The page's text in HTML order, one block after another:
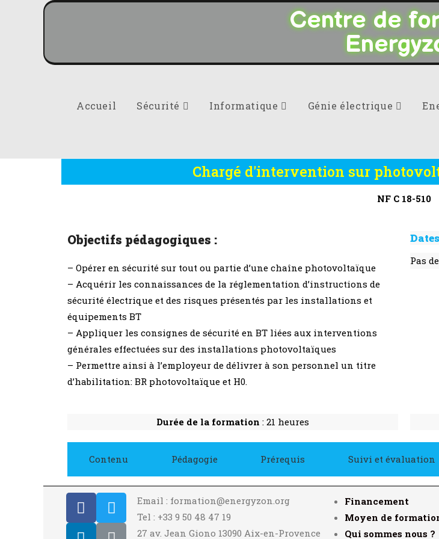
Centre de
Accueil Sécurité Informatique Génie électrique
Chargé d'intervention sur
NF C 18-510
Objectifs pédagogiques :
– Opérer en sécurité sur tout ou partie d’une chaîne photovoltaïque
– Acquérir les connaissances de la réglementation d’instructions de
sécurité électrique et des risques présentés par les installations et
équipements BT
– Appliquer les consignes de sécurité en BT liées aux interventions
générales effectuées sur des installations photovoltaïques
– Permettre ainsi à l’employeur de délivrer à son personnel un titre
d’habilitation: BR photovoltaïque et H0.
Pas
Durée de la formation : 21 heures
Contenu Pédagogie Prérequis Suivi et évaluation
Email : formation@energyzon.org
Tel : +33 9 50 48 47 19
27 av. Jean Giono 13090 Aix-en-Provence
Financement
Moyen de
Qui sommes nous ?